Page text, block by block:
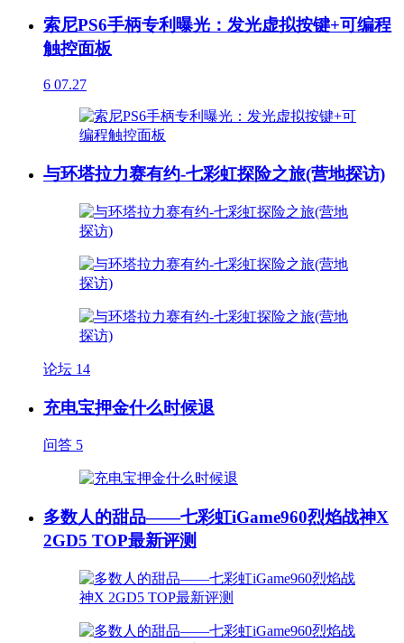
索尼PS6手柄专利曝光：发光虚拟按键+可编程
触控面板
6 07.27
与环塔拉力赛有约-七彩虹探险之旅(营地探访)
论坛 14
充电宝押金什么时候退
问答 5
多数人的甜品——七彩虹iGame960烈焰战神X
2GD5 TOP最新评测